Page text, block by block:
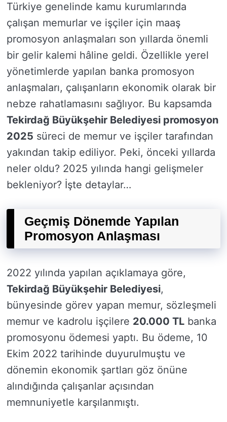
Türkiye genelinde kamu kurumlarında
çalışan memurlar ve işçiler için maaş
promosyon anlaşmaları son yıllarda önemli
bir gelir kalemi hâline geldi. Özellikle yerel
yönetimlerde yapılan banka promosyon
anlaşmaları, çalışanların ekonomik olarak bir
nebze rahatlamasını sağlıyor. Bu kapsamda
Tekirdağ Büyükşehir Belediyesi promosyon
2025 süreci de memur ve işçiler tarafından
yakından takip ediliyor. Peki, önceki yıllarda
neler oldu? 2025 yılında hangi gelişmeler
bekleniyor? İşte detaylar…
Geçmiş Dönemde Yapılan
Promosyon Anlaşması
2022 yılında yapılan açıklamaya göre,
Tekirdağ Büyükşehir Belediyesi,
bünyesinde görev yapan memur, sözleşmeli
memur ve kadrolu işçilere 20.000 TL banka
promosyonu ödemesi yaptı. Bu ödeme, 10
Ekim 2022 tarihinde duyurulmuştu ve
dönemin ekonomik şartları göz önüne
alındığında çalışanlar açısından
memnuniyetle karşılanmıştı.